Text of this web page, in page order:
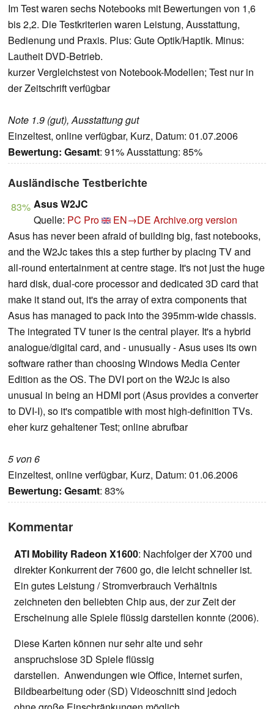
Im Test waren sechs Notebooks mit Bewertungen von 1,6
bis 2,2. Die Testkriterien waren Leistung, Ausstattung,
Bedienung und Praxis. Plus: Gute Optik/Haptik. Minus:
Lautheit DVD-Betrieb.
kurzer Vergleichstest von Notebook-Modellen; Test nur in
der Zeitschrift verfügbar
Note 1.9 (gut), Ausstattung gut
Einzeltest, online verfügbar, Kurz, Datum: 01.07.2006
Bewertung: Gesamt: 91% Ausstattung: 85%
Ausländische Testberichte
83% Asus W2JC
Quelle: PC Pro EN→DE Archive.org version
Asus has never been afraid of building big, fast notebooks,
and the W2Jc takes this a step further by placing TV and
all-round entertainment at centre stage. It's not just the huge
hard disk, dual-core processor and dedicated 3D card that
make it stand out, it's the array of extra components that
Asus has managed to pack into the 395mm-wide chassis.
The integrated TV tuner is the central player. It's a hybrid
analogue/digital card, and - unusually - Asus uses its own
software rather than choosing Windows Media Center
Edition as the OS. The DVI port on the W2Jc is also
unusual in being an HDMI port (Asus provides a converter
to DVI-I), so it's compatible with most high-definition TVs.
eher kurz gehaltener Test; online abrufbar
5 von 6
Einzeltest, online verfügbar, Kurz, Datum: 01.06.2006
Bewertung: Gesamt: 83%
Kommentar
ATI Mobility Radeon X1600: Nachfolger der X700 und
direkter Konkurrent der 7600 go, die leicht schneller ist.
Ein gutes Leistung / Stromverbrauch Verhältnis
zeichneten den beliebten Chip aus, der zur Zeit der
Erscheinung alle Spiele flüssig darstellen konnte (2006).
Diese Karten können nur sehr alte und sehr
anspruchslose 3D Spiele flüssig
darstellen. Anwendungen wie Office, Internet surfen,
Bildbearbeitung oder (SD) Videoschnitt sind jedoch